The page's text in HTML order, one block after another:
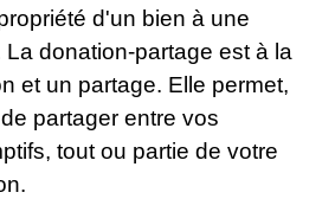
d'un bien à une
donation-partage est à la
et un partage. Elle permet,
partager entre vos
tout ou partie de votre